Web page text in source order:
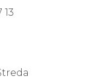
13